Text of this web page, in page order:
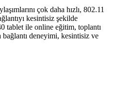
çok daha hızlı, 802.11
kesintisiz şekilde
tablet ile online eğitim, toplantı
bağlantı deneyimi, kesintisiz ve